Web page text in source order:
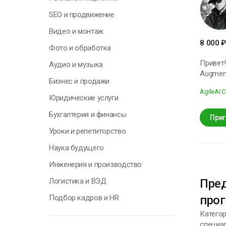
SEO и продвижение
Видео и монтаж
Фото и обработка
Аудио и музыка
Бизнес и продажи
Юридические услуги
Бухгалтерия и финансы
Уроки и репетиторство
Наука будущего
Инженерия и производство
Логистика и ВЭД
Подбор кадров и HR
8 000 ₽
Augmented
базе LLM. Мой профиль — это не просто обучение модели, а полноценная
LLM •
проектирование
данных и созданию
не
AgileAI